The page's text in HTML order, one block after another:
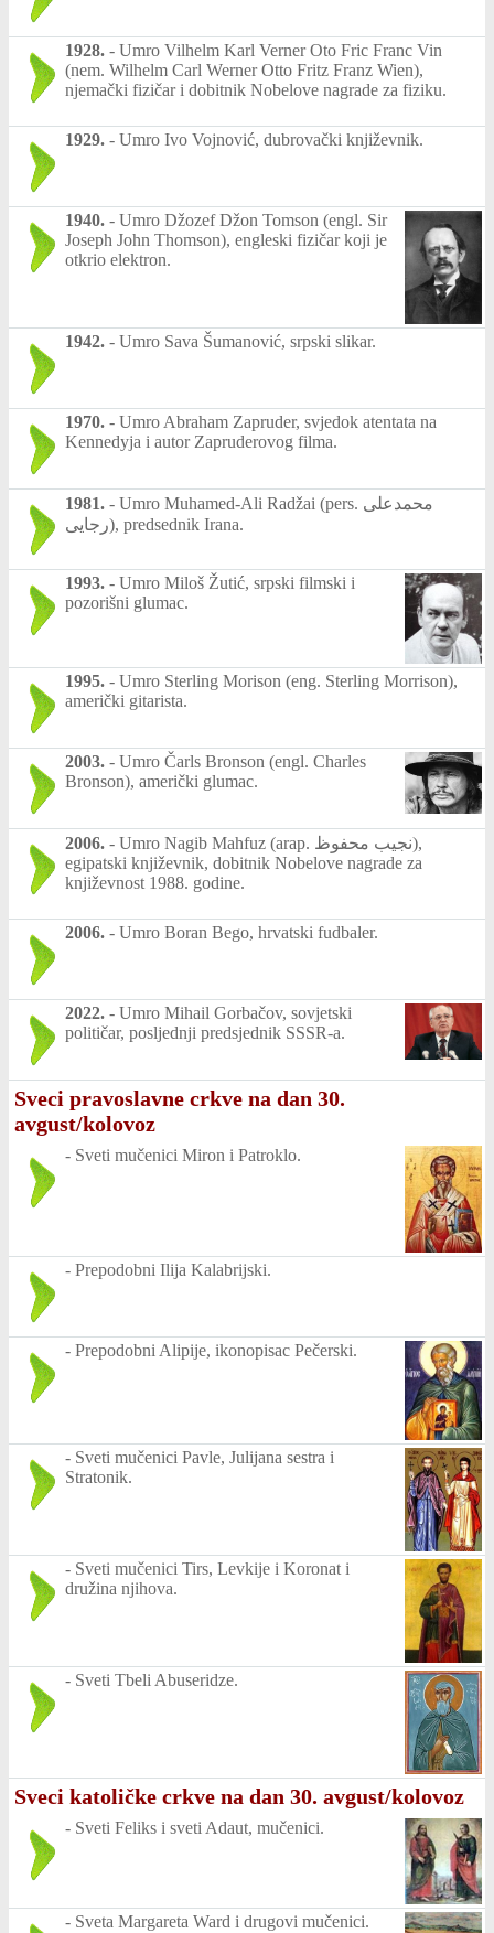
1928. - Umro Vilhelm Karl Verner Oto Fric Franc Vin
(nem. Wilhelm Carl Werner Otto Fritz Franz Wien),
njemački fizičar i dobitnik Nobelove nagrade za fiziku.
1929. - Umro Ivo Vojnović, dubrovački književnik.
1940. - Umro Džozef Džon Tomson (engl. Sir
Joseph John Thomson), engleski fizičar koji je
otkrio elektron.
1942. - Umro Sava Šumanović, srpski slikar.
1970. - Umro Abraham Zapruder, svjedok atentata na
Kennedyja i autor Zapruderovog filma.
1981. - Umro Muhamed-Ali Radžai (pers. محمدعلی
رجایی), predsednik Irana.
1993. - Umro Miloš Žutić, srpski filmski i
pozorišni glumac.
1995. - Umro Sterling Morison (eng. Sterling Morrison),
američki gitarista.
2003. - Umro Čarls Bronson (engl. Charles
Bronson), američki glumac.
2006. - Umro Nagib Mahfuz (arap. نجيب محفوظ‎),
egipatski književnik, dobitnik Nobelove nagrade za
književnost 1988. godine.
2006. - Umro Boran Bego, hrvatski fudbaler.
2022. - Umro Mihail Gorbačov, sovjetski
političar, posljednji predsjednik SSSR-a.
Sveci pravoslavne crkve na dan 30.
avgust/kolovoz
- Sveti mučenici Miron i Patroklo.
- Prepodobni Ilija Kalabrijski.
- Prepodobni Alipije, ikonopisac Pečerski.
- Sveti mučenici Pavle, Julijana sestra i
Stratonik.
- Sveti mučenici Tirs, Levkije i Koronat i
družina njihova.
- Sveti Tbeli Abuseridze.
Sveci katoličke crkve na dan 30. avgust/kolovoz
- Sveti Feliks i sveti Adaut, mučenici.
- Sveta Margareta Ward i drugovi mučenici.